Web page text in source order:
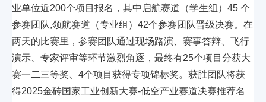
业单位近200个项目报名，其中启航赛道（学生组）45 个
参赛团队,领航赛道（专业组）42个参赛团队晋级决赛。在
两天的比赛里，参赛团队通过现场路演、赛事答辩、飞行
演示、专家评审等环节激烈角逐，最终有25个项目分获大
赛一二三等奖、4个项目获得专项锦标奖。获胜团队将获
得2025金砖国家工业创新大赛-低空产业赛道决赛推荐名